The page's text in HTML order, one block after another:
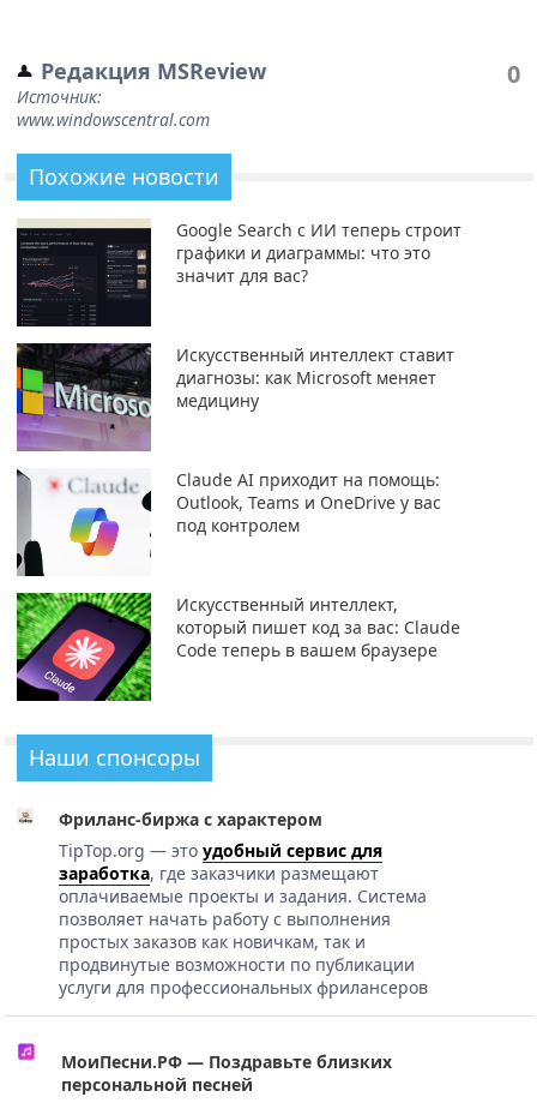
Редакция MSReview
Источник:
www.windowscentral.com
0
Похожие новости
Google Search с ИИ теперь строит
графики и диаграммы: что это
значит для вас?
Искусственный интеллект ставит
диагнозы: как Microsoft меняет
медицину
Claude AI приходит на помощь:
Outlook, Teams и OneDrive у вас
под контролем
Искусственный интеллект,
который пишет код за вас: Claude
Code теперь в вашем браузере
Наши спонсоры
Фриланс-биржа с характером
TipTop.org — это удобный сервис для
заработка, где заказчики размещают
оплачиваемые проекты и задания. Система
позволяет начать работу с выполнения
простых заказов как новичкам, так и
продвинутые возможности по публикации
услуги для профессиональных фрилансеров
МоиПесни.РФ — Поздравьте близких
персональной песней